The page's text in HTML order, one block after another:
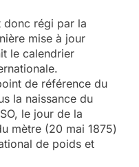
donc régi par la
mise à jour
le calendrier
de référence du
la naissance du
le jour de la
mètre (20 mai 1875)
de poids et